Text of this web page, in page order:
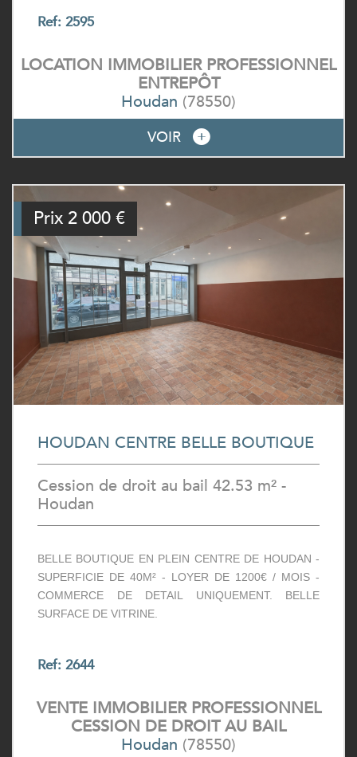
Ref: 2595
LOCATION IMMOBILIER PROFESSIONNEL
ENTREPÔT
Houdan (78550)
VOIR
Prix 2 000 €
HOUDAN CENTRE BELLE BOUTIQUE
Cession de droit au bail 42.53 m² -
Houdan
BELLE BOUTIQUE EN PLEIN CENTRE DE HOUDAN -
SUPERFICIE DE 40M² - LOYER DE 1200€ / MOIS -
COMMERCE DE DETAIL UNIQUEMENT. BELLE
SURFACE DE VITRINE.
Ref: 2644
VENTE IMMOBILIER PROFESSIONNEL
CESSION DE DROIT AU BAIL
Houdan (78550)